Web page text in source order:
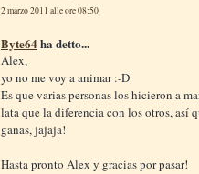
2 marzo 2011 alle ore 08:50
Byte64ha detto...
Alex,
yo no me voy a animar :-D
Es que varias personas los hicieron a
lata que la diferencia con los otros, así
ganas, jajaja!
Hasta pronto Alex y gracias por pasar!